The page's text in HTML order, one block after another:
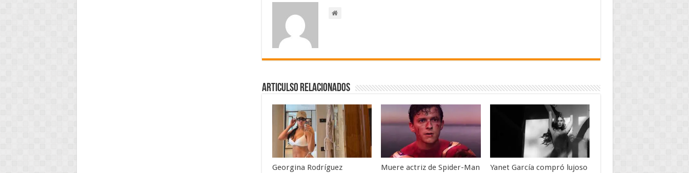
Articulso Relacionados
Georgina Rodríguez
Muere actriz de Spider-Man
Yanet García compró lujoso